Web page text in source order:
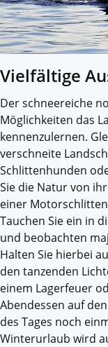
Vielfältige
Der schneereiche
Möglichkeiten das
kennenzulernen.
verschneite
Schlittenhunden
Sie die Natur von
einer
Tauchen Sie ein in
und beobachten
Halten Sie hierbei
den tanzenden
einem Lagerfeuer
Abendessen auf
des Tages noch
Winterurlaub wird